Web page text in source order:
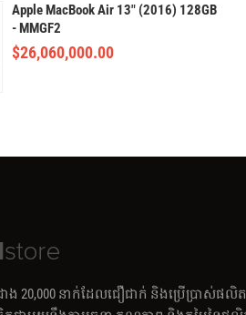
Apple MacBook Air 13" (2016) 128GB
- MMGF2
$26,060,000.00
20,000 នាក់ដែលជឿជាក់ និងប្រើប្រាស់ផលិ